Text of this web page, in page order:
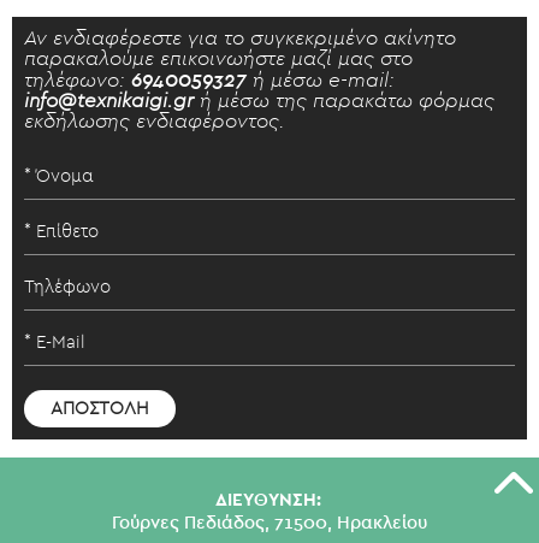
Αν ενδιαφέρεστε για το συγκεκριμένο ακίνητο
παρακαλούμε επικοινωήστε μαζί μας στο
τηλέφωνο: 6940059327 ή μέσω e-mail:
info@texnikaigi.grή μέσω της παρακάτω φόρμας
εκδήλωσης ενδιαφέροντος.
ΔΙΕΥΘΥΝΣΗ:
Γούρνες Πεδιάδος, 71500, Ηρακλείου